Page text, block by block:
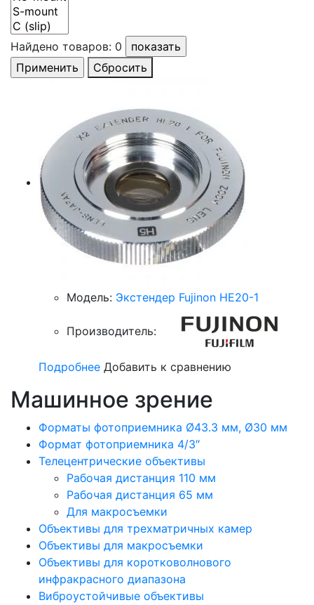
Найдено товаров: 0
Сбросить
Модель: Экстендер Fujinon HE20-1
Производитель:
Подробнее Добавить к сравнению
Машинное зрение
Форматы фотоприемника Ø43.3 мм, Ø30 мм
Формат фотоприемника 4/3″
Телецентрические объективы
Рабочая дистанция 110 мм
Рабочая дистанция 65 мм
Для макросъемки
Объективы для трехматричных камер
Объективы для макросъемки
Объективы для коротковолнового
инфракрасного диапазона
Виброустойчивые объективы